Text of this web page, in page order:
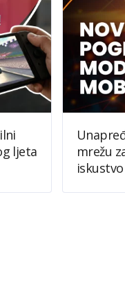
ljeta
mrežu
iskustvo